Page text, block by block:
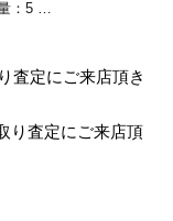
：5 …
査定にご来店頂き
り査定にご来店頂